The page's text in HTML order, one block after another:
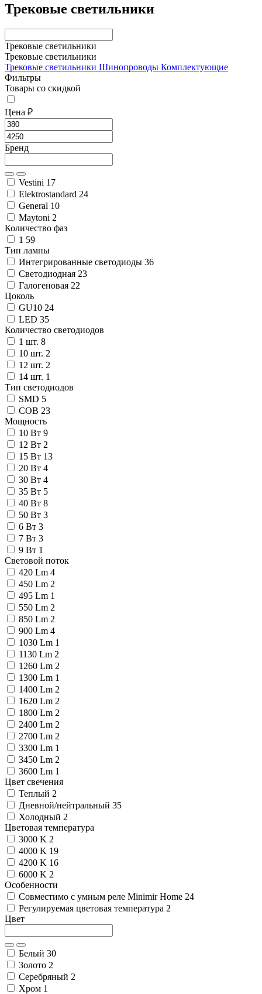
Трековые светильники
Трековые светильники
Трековые светильники
Трековые светильники Шинопроводы Комплектующие
Фильтры
Товары со скидкой
Цена ₽
Бренд
Vestini 17
Elektrostandard 24
General 10
Maytoni 2
Количество фаз
1 59
Тип лампы
Интегрированные светодиоды 36
Светодиодная 23
Галогеновая 22
Цоколь
GU10 24
LED 35
Количество светодиодов
1 шт. 8
10 шт. 2
12 шт. 2
14 шт. 1
Тип светодиодов
SMD 5
COB 23
Мощность
10 Вт 9
12 Вт 2
15 Вт 13
20 Вт 4
30 Вт 4
35 Вт 5
40 Вт 8
50 Вт 3
6 Вт 3
7 Вт 3
9 Вт 1
Световой поток
420 Lm 4
450 Lm 2
495 Lm 1
550 Lm 2
850 Lm 2
900 Lm 4
1030 Lm 1
1130 Lm 2
1260 Lm 2
1300 Lm 1
1400 Lm 2
1620 Lm 2
1800 Lm 2
2400 Lm 2
2700 Lm 2
3300 Lm 1
3450 Lm 2
3600 Lm 1
Цвет свечения
Теплый 2
Дневной/нейтральный 35
Холодный 2
Цветовая температура
3000 K 2
4000 K 19
4200 K 16
6000 K 2
Особенности
Cовместимо с умным реле Minimir Home 24
Регулируемая цветовая температура 2
Цвет
Белый 30
Золото 2
Серебряный 2
Хром 1